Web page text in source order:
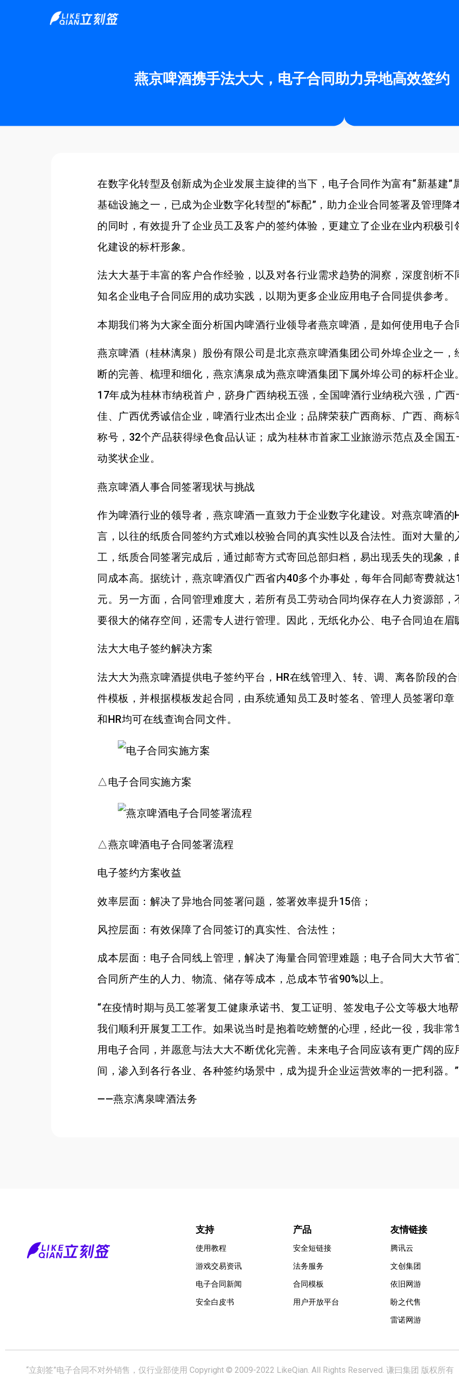
燕京啤酒携手法大大，电子合同助力异地高效签约
在数字化转型及创新成为企业发展主旋律的当下，电子合同作为富有“新基建”
基础设施之一，已成为企业数字化转型的“标配”，助力企业合同签署及管理降
的同时，有效提升了企业员工及客户的签约体验，更建立了企业在业内积极引
化建设的标杆形象。
法大大基于丰富的客户合作经验，以及对各行业需求趋势的洞察，深度剖析不
知名企业电子合同应用的成功实践，以期为更多企业应用电子合同提供参考。
本期我们将为大家全面分析国内啤酒行业领导者燕京啤酒，是如何使用电子合
燕京啤酒（桂林漓泉）股份有限公司是北京燕京啤酒集团公司外埠企业之一，
断的完善、梳理和细化，燕京漓泉成为燕京啤酒集团下属外埠公司的标杆企业
17年成为桂林市纳税首户，跻身广西纳税五强，全国啤酒行业纳税六强，广西
佳、广西优秀诚信企业，啤酒行业杰出企业；品牌荣获广西商标、广西、商标
称号，32个产品获得绿色食品认证；成为桂林市首家工业旅游示范点及全国五
动奖状企业。
燕京啤酒人事合同签署现状与挑战
作为啤酒行业的领导者，燕京啤酒一直致力于企业数字化建设。对燕京啤酒的
言，以往的纸质合同签约方式难以校验合同的真实性以及合法性。面对大量的
工，纸质合同签署完成后，通过邮寄方式寄回总部归档，易出现丢失的现象，
同成本高。据统计，燕京啤酒仅广西省内40多个办事处，每年合同邮寄费就达
元。另一方面，合同管理难度大，若所有员工劳动合同均保存在人力资源部，
要很大的储存空间，还需专人进行管理。因此，无纸化办公、电子合同迫在眉
法大大电子签约解决方案
法大大为燕京啤酒提供电子签约平台，HR在线管理入、转、调、离各阶段的
件模板，并根据模板发起合同，由系统通知员工及时签名、管理人员签署印章
和HR均可在线查询合同文件。
△电子合同实施方案
△燕京啤酒电子合同签署流程
电子签约方案收益
效率层面：解决了异地合同签署问题，签署效率提升15倍；
风控层面：有效保障了合同签订的真实性、合法性；
成本层面：电子合同线上管理，解决了海量合同管理难题；电子合同大大节省
合同所产生的人力、物流、储存等成本，总成本节省90%以上。
“在疫情时期与员工签署复工健康承诺书、复工证明、签发电子公文等极大地
我们顺利开展复工工作。如果说当时是抱着吃螃蟹的心理，经此一役，我非常
用电子合同，并愿意与法大大不断优化完善。未来电子合同应该有更广阔的应
间，渗入到各行各业、各种签约场景中，成为提升企业运营效率的一把利器。”
——燕京漓泉啤酒法务
支持
使用教程
游戏交易资讯
电子合同新闻
安全白皮书
产品
安全短链接
法务服务
合同模板
用户开放平台
友情链接
腾讯云
文创集团
依旧网游
盼之代售
雷诺网游
“立刻签”电子合同不对外销售，仅行业部使用 Copyright © 2009-2022 LikeQian. All Rights Reserved. 谦曰集团 版权